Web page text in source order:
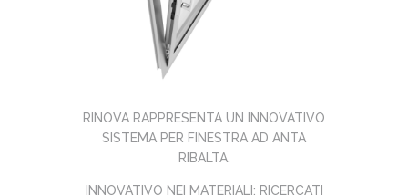
RINOVA RAPPRESENTA UN INNOVATIVO
SISTEMA PER FINESTRA AD ANTA
RIBALTA.
INNOVATIVO NEI MATERIALI: RICERCATI